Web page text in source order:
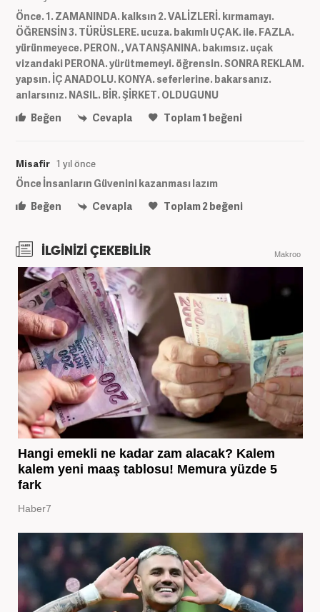
Önce. 1. ZAMANINDA. kalksın 2. VALİZLERİ. kırmamayı.
ÖĞRENSİN 3. TÜRÜSLERE. ucuza. bakımlı UÇAK. ile. FAZLA.
yürünmeyece. PERON. , VATANŞANINA. bakımsız. uçak
vizandaki PERONA. yürütmemeyi. öğrensin. SONRA REKLAM.
yapsın. İÇ ANADOLU. KONYA. seferlerine. bakarsanız.
anlarsınız. NASIL. BİR. ŞİRKET. OLDUGUNU
Beğen
Cevapla Toplam1 beğeni
Misafir 1 yıl önce
Önce İnsanların Güvenini kazanması lazım
Beğen
Cevapla Toplam2beğeni
İLGİNİZİ ÇEKEBİLİR Makroo
Hangi emekli ne kadar zam alacak? Kalem
kalem yeni maaş tablosu! Memura yüzde 5
fark
Haber7